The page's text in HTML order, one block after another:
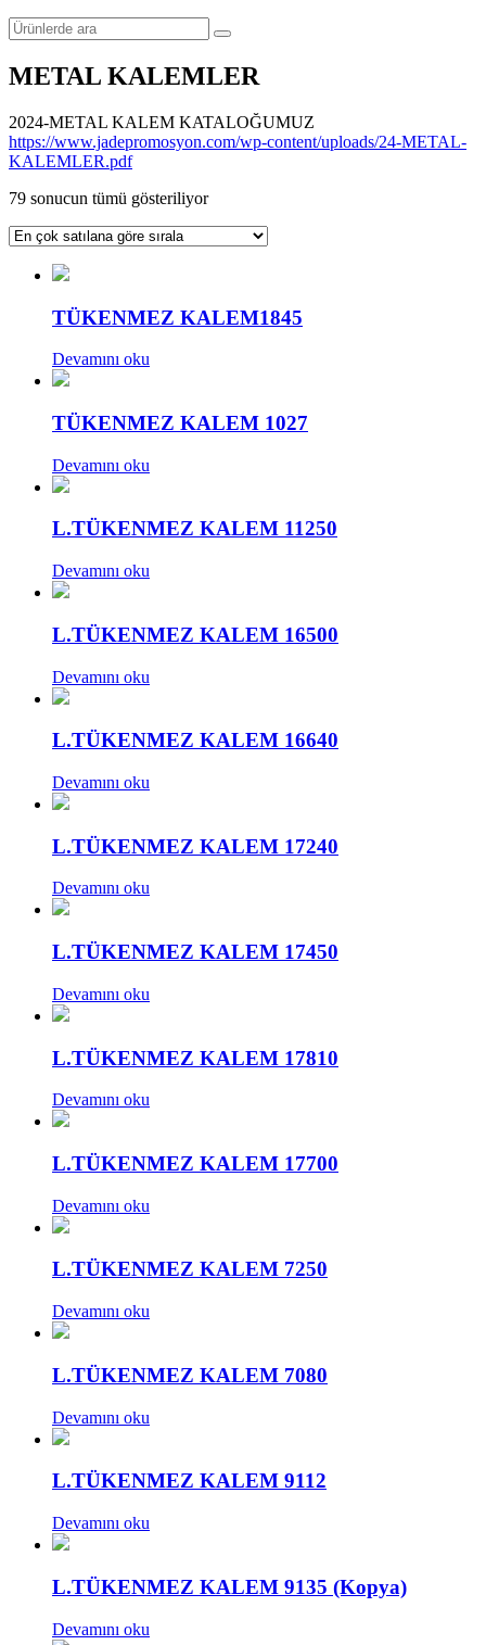
METAL KALEMLER
2024-METAL KALEM KATALOĞUMUZ
https://www.jadepromosyon.com/wp-content/uploads/24-METAL-
KALEMLER.pdf
79 sonucun tümü gösteriliyorPopülerliğe
sıralandı
TÜKENMEZ KALEM1845
Devamını oku
TÜKENMEZ KALEM 1027
Devamını oku
L.TÜKENMEZ KALEM 11250
Devamını oku
L.TÜKENMEZ KALEM 16500
Devamını oku
L.TÜKENMEZ KALEM 16640
Devamını oku
L.TÜKENMEZ KALEM 17240
Devamını oku
L.TÜKENMEZ KALEM 17450
Devamını oku
L.TÜKENMEZ KALEM 17810
Devamını oku
L.TÜKENMEZ KALEM 17700
Devamını oku
L.TÜKENMEZ KALEM 7250
Devamını oku
L.TÜKENMEZ KALEM 7080
Devamını oku
L.TÜKENMEZ KALEM 9112
Devamını oku
L.TÜKENMEZ KALEM 9135 (Kopya)
Devamını oku